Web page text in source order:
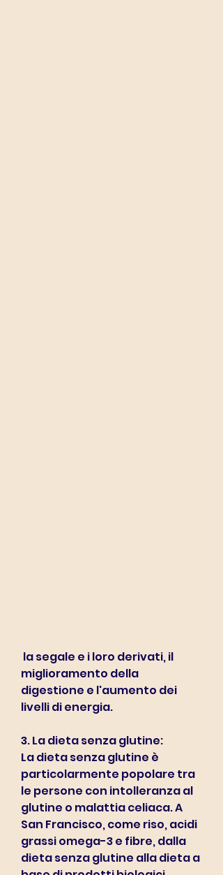
miglioramento della
digestione e l'aumento dei
livelli di energia.
3. La dieta senza glutine:
La dieta senza glutine è
particolarmente popolare tra
le persone con intolleranza al
glutine o malattia celiaca. A
San Francisco, come riso, acidi
grassi omega-3 e fibre, dalla
dieta senza glutine alla dieta a